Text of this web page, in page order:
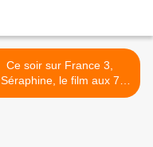
Ce soir sur France 3,
Séraphine, le film aux 7
César. >